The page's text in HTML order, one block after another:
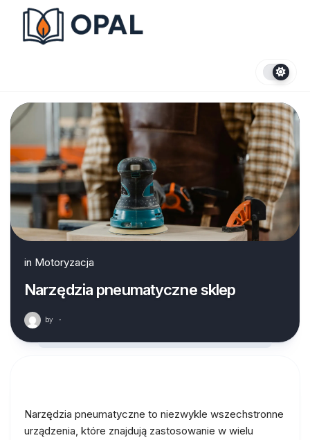
content
in Motoryzacja
Narzędzia pneumatyczne sklep
by ·
Narzędzia pneumatyczne to niezwykle wszechstronne
urządzenia, które znajdują zastosowanie w wielu